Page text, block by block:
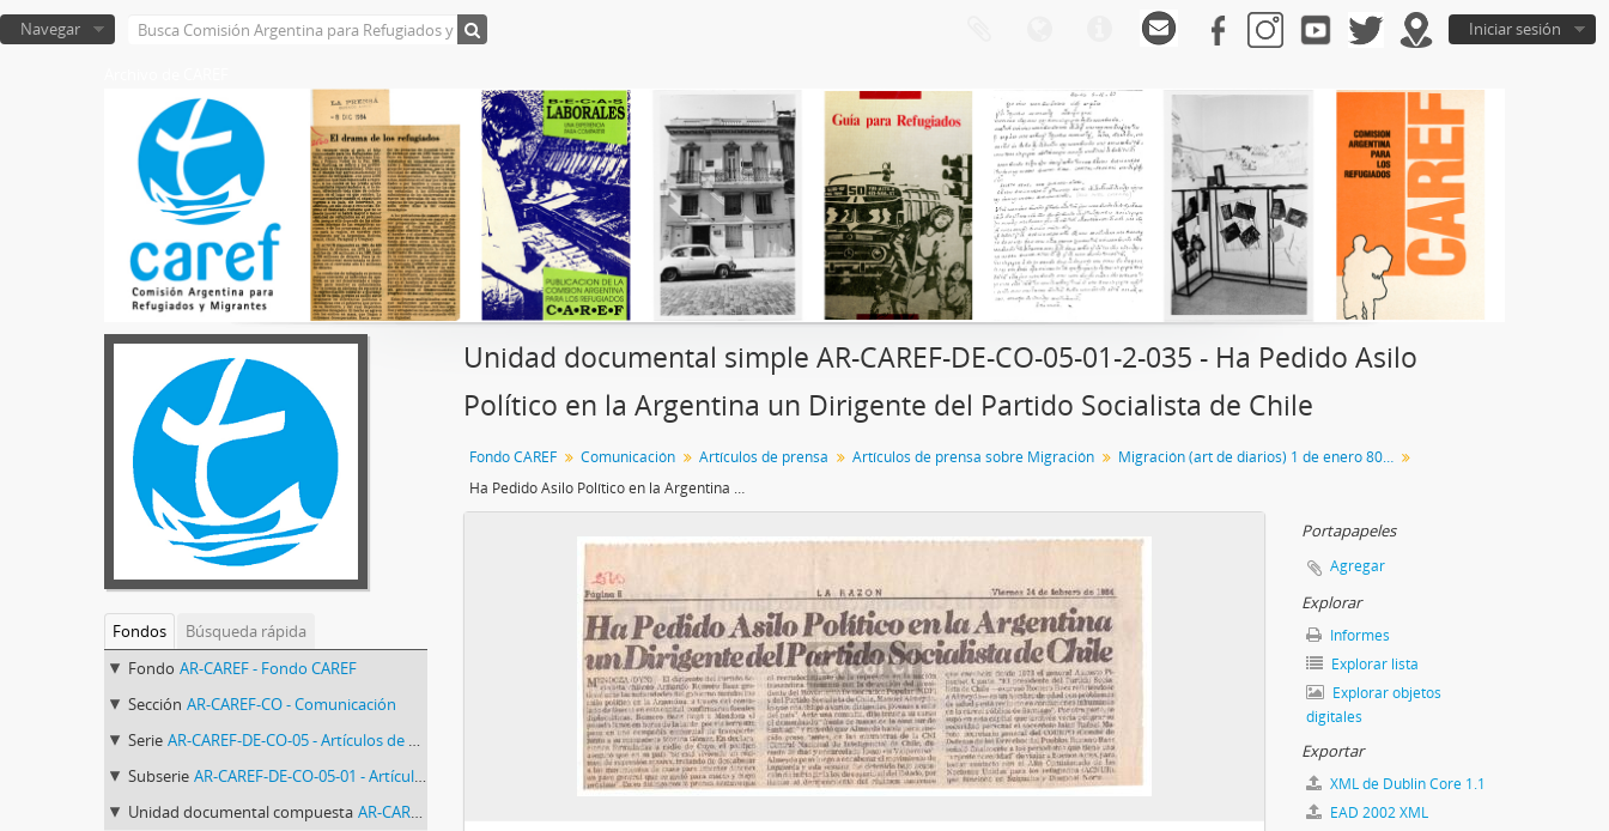
Iniciar sesión
Navegar
Fondos
Búsqueda rápida
Fondo AR-CAREF - Fondo CAREF
Sección AR-CAREF-CO - Comunicación
Serie AR-CAREF-DE-CO-05 - Artículos de prensa
Subserie AR-CAREF-DE-CO-05-01 - Artículos de prensa sobre Migración
Unidad documental compuesta AR-CAREF-DE-CO-05-01-2 - Migración (art de diarios) 1 de enero 80 en adelante
Unidad documental simple AR-CAREF-DE-CO-05-01-2-035 - Ha Pedido Asilo
Político en la Argentina un Dirigente del Partido Socialista de Chile
Fondo CAREF Comunicación Artículos de prensa Artículos de prensa sobre Migración
Migración (art de diarios) 1 de enero 80 en adelante
Ha Pedido Asilo Político en la Argentina un Dirigente del Partido Socialista de Chile
Portapapeles
Agregar
Explorar
Informes
Explorar lista
Explorar objetos
digitales
Exportar
XML de Dublin Core 1.1
EAD 2002 XML